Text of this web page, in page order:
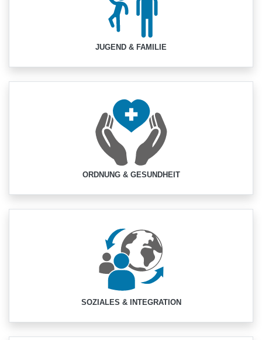
JUGEND & FAMILIE
ORDNUNG & GESUNDHEIT
SOZIALES & INTEGRATION